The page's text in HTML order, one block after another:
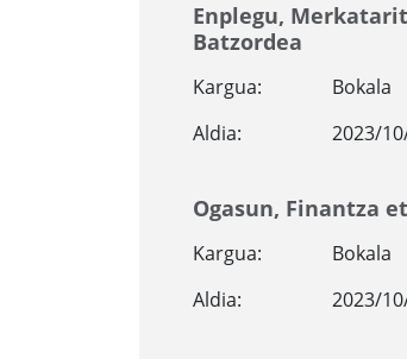
Enplegu,
Batzordea
Kargua:
Bokala
Aldia:
2023/
Ogasun, Finantza
Kargua:
Bokala
Aldia:
2023/